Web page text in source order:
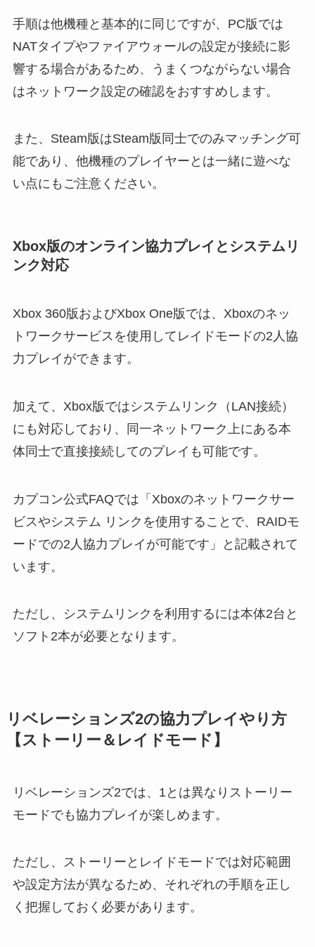
手順は他機種と基本的に同じですが、PC版では
NATタイプやファイアウォールの設定が接続に影
響する場合があるため、うまくつながらない場合
はネットワーク設定の確認をおすすめします。
また、Steam版はSteam版同士でのみマッチング可
能であり、他機種のプレイヤーとは一緒に遊べな
い点にもご注意ください。
Xbox版のオンライン協力プレイとシステムリ
ンク対応
Xbox 360版およびXbox One版では、Xboxのネッ
トワークサービスを使用してレイドモードの2人協
力プレイができます。
加えて、Xbox版ではシステムリンク（LAN接続）
にも対応しており、同一ネットワーク上にある本
体同士で直接接続してのプレイも可能です。
カプコン公式FAQでは「Xboxのネットワークサー
ビスやシステム リンクを使用することで、RAIDモ
ードでの2人協力プレイが可能です」と記載されて
います。
ただし、システムリンクを利用するには本体2台と
ソフト2本が必要となります。
リベレーションズ2の協力プレイやり方
【ストーリー＆レイドモード】
リベレーションズ2では、1とは異なりストーリー
モードでも協力プレイが楽しめます。
ただし、ストーリーとレイドモードでは対応範囲
や設定方法が異なるため、それぞれの手順を正し
く把握しておく必要があります。